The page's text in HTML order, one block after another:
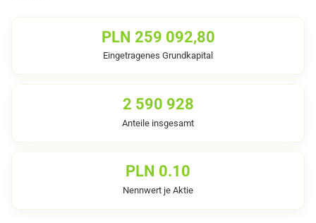
PLN 259 092,80
Eingetragenes Grundkapital
2 590 928
Anteile insgesamt
PLN 0.10
Nennwert je Aktie